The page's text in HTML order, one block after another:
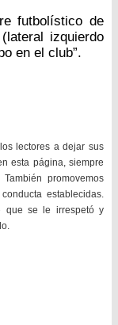
futbolístico de
izquierdo
en el club”.
lectores a dejar sus
esta página, siempre
promovemos
establecidas.
que se le irrespetó y